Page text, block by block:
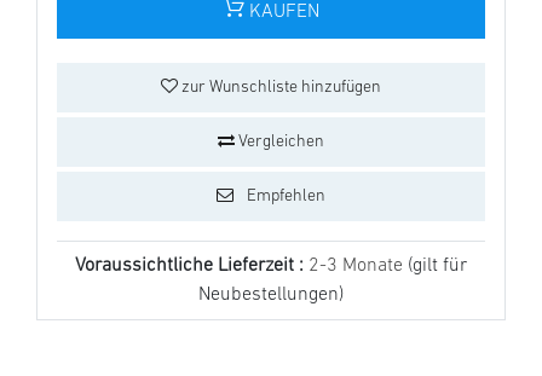
KAUFEN
zur Wunschliste hinzufügen
Vergleichen
Empfehlen
Voraussichtliche Lieferzeit : 2-3 Monate (gilt für
Neubestellungen)